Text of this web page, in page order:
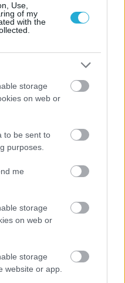
Use,
of my
with the
storage
on web or
to be sent to
purposes.
me
storage
on web or
storage
website or app.